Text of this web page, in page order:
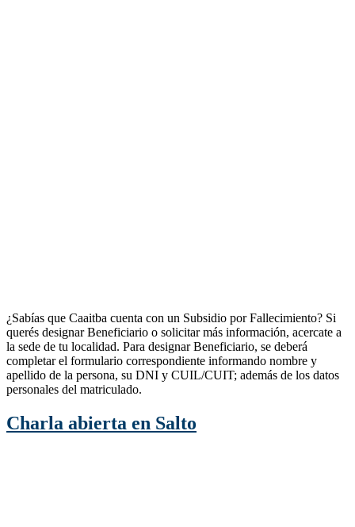
¿Sabías que Caaitba cuenta con un Subsidio por Fallecimiento? Si
querés designar Beneficiario o solicitar más información, acercate a
la sede de tu localidad. Para designar Beneficiario, se deberá
completar el formulario correspondiente informando nombre y
apellido de la persona, su DNI y CUIL/CUIT; además de los datos
personales del matriculado.
Charla abierta en Salto